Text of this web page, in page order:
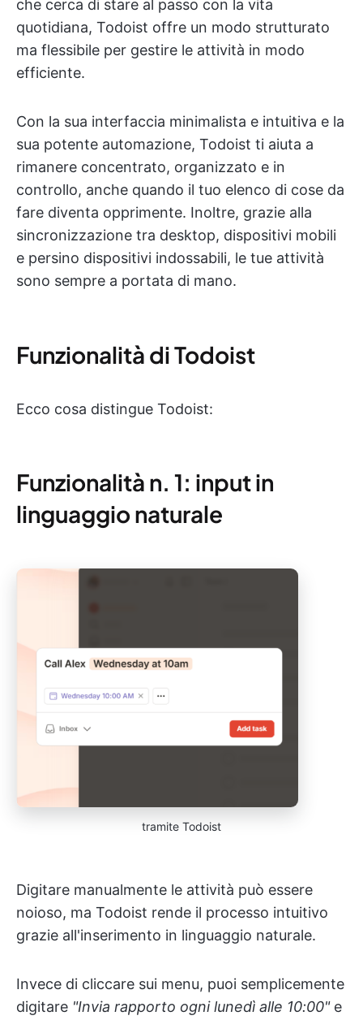
che cerca di stare al passo con la vita
quotidiana, Todoist offre un modo strutturato
ma flessibile per gestire le attività in modo
efficiente.
Con la sua interfaccia minimalista e intuitiva e la
sua potente automazione, Todoist ti aiuta a
rimanere concentrato, organizzato e in
controllo, anche quando il tuo elenco di cose da
fare diventa opprimente. Inoltre, grazie alla
sincronizzazione tra desktop, dispositivi mobili
e persino dispositivi indossabili, le tue attività
sono sempre a portata di mano.
Funzionalità di Todoist
Ecco cosa distingue Todoist:
Funzionalità n. 1: input in
linguaggio naturale
tramite Todoist
Digitare manualmente le attività può essere
noioso, ma Todoist rende il processo intuitivo
grazie all'inserimento in linguaggio naturale.
Invece di cliccare sui menu, puoi semplicemente
digitare "Invia rapporto ogni lunedì alle 10:00"e